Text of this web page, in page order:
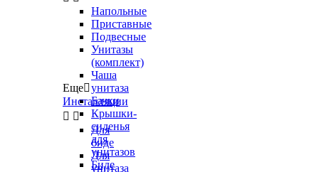
Напольные
Приставные
Подвесные
Унитазы
(комплект)
Чаша
унитаза
Бачки
Крышки-
сиденья
для
унитазов
Биде
Еще
Инсталляции
 
Для
биде
Для
унитаза